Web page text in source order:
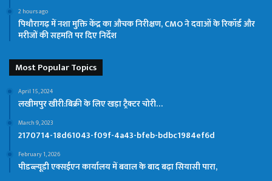
2 hours ago
पिथौरागढ़ में नशा मुक्ति केंद्र का औचक निरीक्षण, CMO ने दवाओं के रिकॉर्ड और
मरीजों की सहमति पर दिए निर्देश
Most Popular Topics
April 15, 2024
लखीमपुर खीरी:बिक्री के लिए खड़ा ट्रैक्टर चोरी…
March 9, 2023
2170714-18d61043-f09f-4a43-bfeb-bdbc1984ef6d
February 1, 2026
पीडब्ल्यूडी एक्सईएन कार्यालय में बवाल के बाद बढ़ा सियासी पारा,